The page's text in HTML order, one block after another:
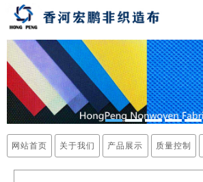
网站首页 关于我们 产品展示 质量控制